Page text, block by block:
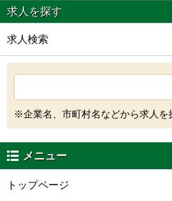
求人を探す
求人検索
※企業名、市町村名などから求人を
メニュー
トップページ